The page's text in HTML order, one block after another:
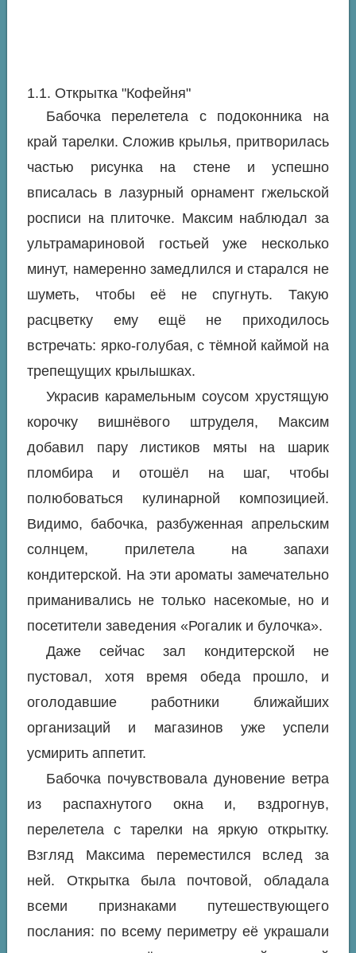
1.1. Открытка "Кофейня"
Бабочка перелетела с подоконника на
край тарелки. Сложив крылья, притворилась
частью рисунка на стене и успешно
вписалась в лазурный орнамент гжельской
росписи на плиточке. Максим наблюдал за
ультрамариновой гостьей уже несколько
минут, намеренно замедлился и старался не
шуметь, чтобы её не спугнуть. Такую
расцветку ему ещё не приходилось
встречать: ярко-голубая, с тёмной каймой на
трепещущих крылышках.
Украсив карамельным соусом хрустящую
корочку вишнёвого штруделя, Максим
добавил пару листиков мяты на шарик
пломбира и отошёл на шаг, чтобы
полюбоваться кулинарной композицией.
Видимо, бабочка, разбуженная апрельским
солнцем, прилетела на запахи
кондитерской. На эти ароматы замечательно
приманивались не только насекомые, но и
посетители заведения «Рогалик и булочка».
Даже сейчас зал кондитерской не
пустовал, хотя время обеда прошло, и
оголодавшие работники ближайших
организаций и магазинов уже успели
усмирить аппетит.
Бабочка почувствовала дуновение ветра
из распахнутого окна и, вздрогнув,
перелетела с тарелки на яркую открытку.
Взгляд Максима переместился вслед за
ней. Открытка была почтовой, обладала
всеми признаками путешествующего
послания: по всему периметру её украшали